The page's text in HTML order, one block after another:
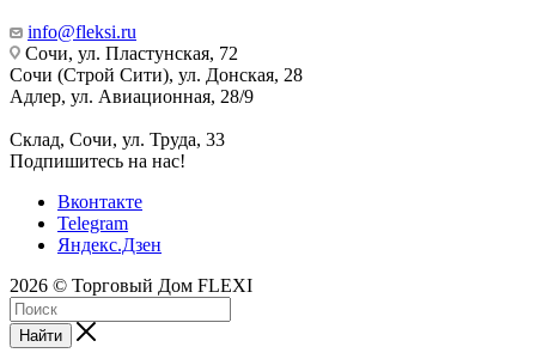
info@fleksi.ru
Сочи, ул. Пластунская, 72
Сочи (Строй Сити), ул. Донская, 28
Адлер, ул. Авиационная, 28/9
Склад, Сочи, ул. Труда, 33
Подпишитесь на нас!
Вконтакте
Telegram
Яндекс.Дзен
2026 © Торговый Дом FLEXI
Найти